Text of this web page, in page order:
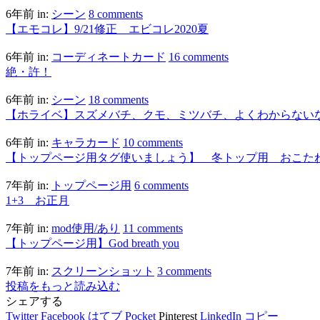
6年前 in: シーン 8 comments
【エモコレ】9/21修正 エビコレ2020夏
6年前 in: コーディネートカード 16 comments
絶・許！
6年前 in: シーン 18 comments
【ホライベ】スズメバチ、クモ、ミツバチ、よくわからな
6年前 in: キャラカード 10 comments
【トップページ用タグ使いましょう】 冬トップ用 おこた
7年前 in: トップページ用 6 comments
1+3 お正月
7年前 in: mod使用/あり 11 comments
【トップページ用】God breath you
7年前 in: スクリーンショット 3 comments
投稿をもっと読み込む
シェアする
Twitter Facebook はてブ Pocket Pinterest LinkedIn コピー